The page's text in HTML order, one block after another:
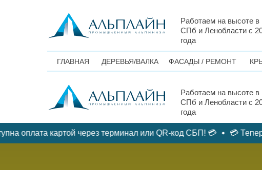
Работаем на высоте в
СПб и Ленобласти с
года
ГЛАВНАЯ ДЕРЕВЬЯ/ВАЛКА ФАСАДЫ / РЕМОНТ
Работаем на высоте в
СПб и Ленобласти с
года
оплата картой через терминал или QR-код СБП! 💳
💳 Теперь